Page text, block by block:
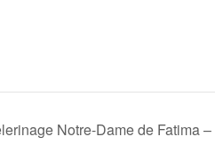
Notre-Dame de Fatima